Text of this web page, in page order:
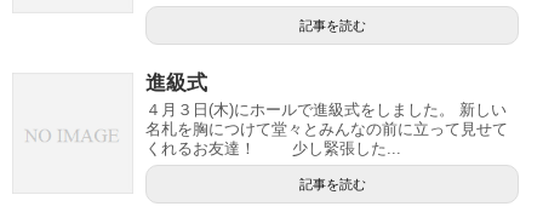
記事を読む
進級式
４月３日(木)にホールで進級式をしました。 新しい
名札を胸につけて堂々とみんなの前に立って見せて
くれるお友達！ 少し緊張した...
記事を読む